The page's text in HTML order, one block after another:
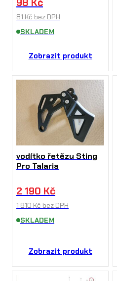
81 Kč bez DPH
SKLADEM
Zobrazit produkt
vodítko řetězu Sting
Pro Talaria
2 190 Kč
1 810 Kč bez DPH
SKLADEM
Zobrazit produkt